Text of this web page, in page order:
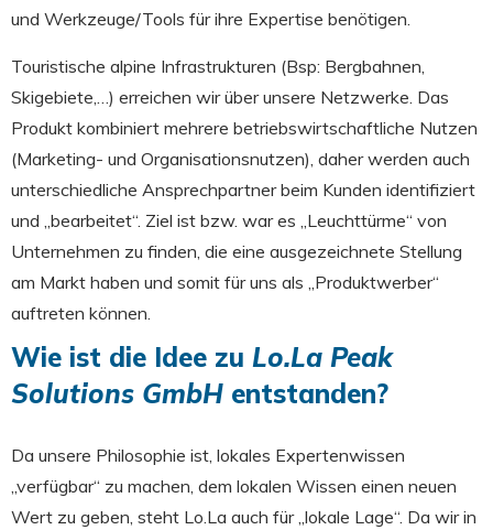
und Werkzeuge/Tools für ihre Expertise benötigen.
Touristische alpine Infrastrukturen (Bsp: Bergbahnen,
Skigebiete,…) erreichen wir über unsere Netzwerke. Das
Produkt kombiniert mehrere betriebswirtschaftliche Nutzen
(Marketing- und Organisationsnutzen), daher werden auch
unterschiedliche Ansprechpartner beim Kunden identifiziert
und „bearbeitet“. Ziel ist bzw. war es „Leuchttürme“ von
Unternehmen zu finden, die eine ausgezeichnete Stellung
am Markt haben und somit für uns als „Produktwerber“
auftreten können.
Wie ist die Idee zu Lo.La Peak
Solutions GmbH entstanden?
Da unsere Philosophie ist, lokales Expertenwissen
„verfügbar“ zu machen, dem lokalen Wissen einen neuen
Wert zu geben, steht Lo.La auch für „lokale Lage“. Da wir in